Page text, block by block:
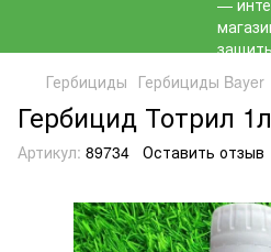
Гербициды Гербициды Bayer
Гербицид Тотрил 1л
Артикул: 89734 Оставить отзыв